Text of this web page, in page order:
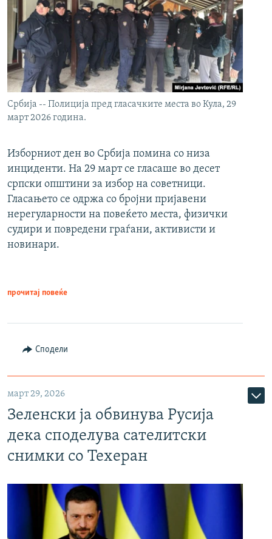
Србија -- Полиција пред гласачките места во Кула, 29
март 2026 година.
Изборниот ден во Србија помина со низа
инциденти. На 29 март се гласаше во десет
српски општини за избор на советници.
Гласањето се одржа со бројни пријавени
нерегуларности на повеќето места, физички
судири и повредени граѓани, активисти и
новинари.
прочитај повеќе
Сподели
март 29, 2026
Зеленски ја обвинува Русија
дека споделува сателитски
снимки со Техеран